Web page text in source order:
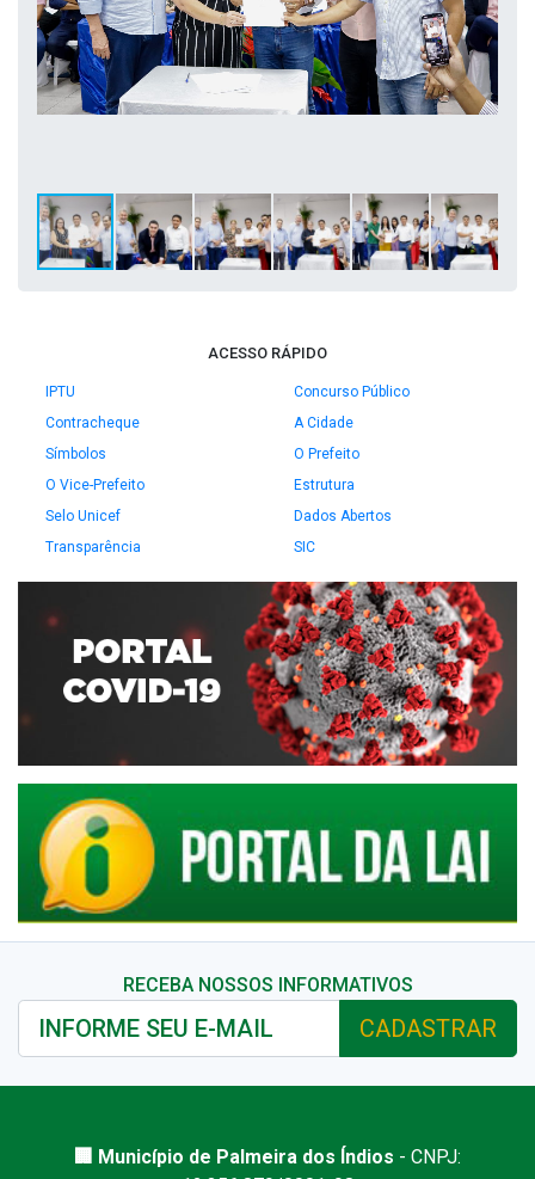
ACESSO RÁPIDO
IPTU
Concurso Público
Contracheque
A Cidade
Símbolos
O Prefeito
O Vice-Prefeito
Estrutura
Selo Unicef
Dados Abertos
Transparência
SIC
RECEBA NOSSOS INFORMATIVOS
CADASTRAR
🏢 Município de Palmeira dos Índios - CNPJ: